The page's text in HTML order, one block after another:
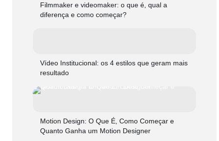
Filmmaker e videomaker: o que é, qual a
diferença e como começar?
Vídeo Institucional: os 4 estilos que geram mais
resultado
Motion Design: O Que É, Como Começar e
Quanto Ganha um Motion Designer